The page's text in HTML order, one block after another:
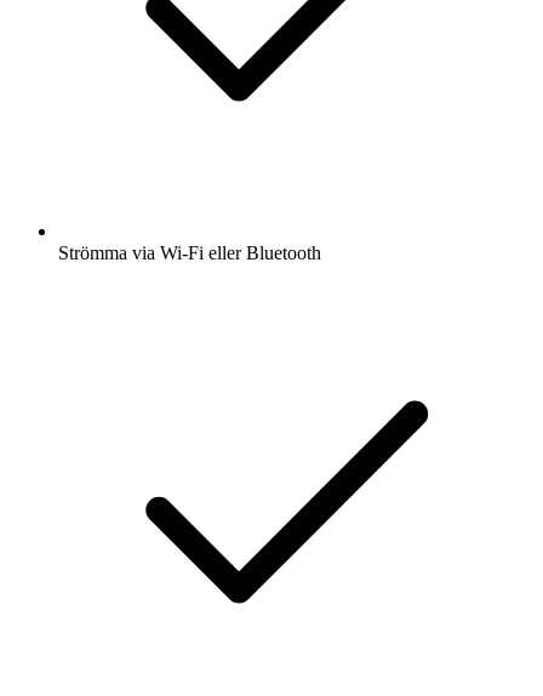
Strömma via Wi-Fi eller Bluetooth